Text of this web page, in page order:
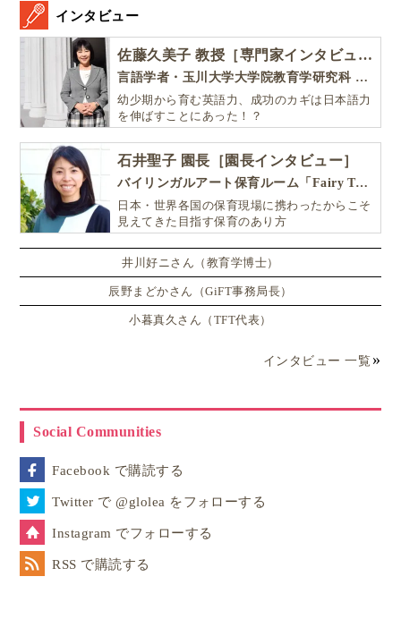
インタビュー
佐藤久美子 教授［専門家インタビュー］
言語学者・玉川大学大学院教育学研究科 教授・NHK「えいごであそぼ」総合指導
幼少期から育む英語力、成功のカギは日本語力
を伸ばすことにあった！？
石井聖子 園長［園長インタビュー］
バイリンガルアート保育ルーム「Fairy Tale（フェアリーテイル）」
日本・世界各国の保育現場に携わったからこそ
見えてきた目指す保育のあり方
井川好ニさん（教育学博士）
辰野まどかさん（GiFT事務局長）
小暮真久さん（TFT代表）
インタビュー 一覧
Social Communities
Facebook で購読する
Twitter で @glolea をフォローする
Instagram でフォローする
RSS で購読する